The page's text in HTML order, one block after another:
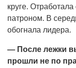
круге.
патроном. В
обогнала лидера.
— После лежки
прошли не по